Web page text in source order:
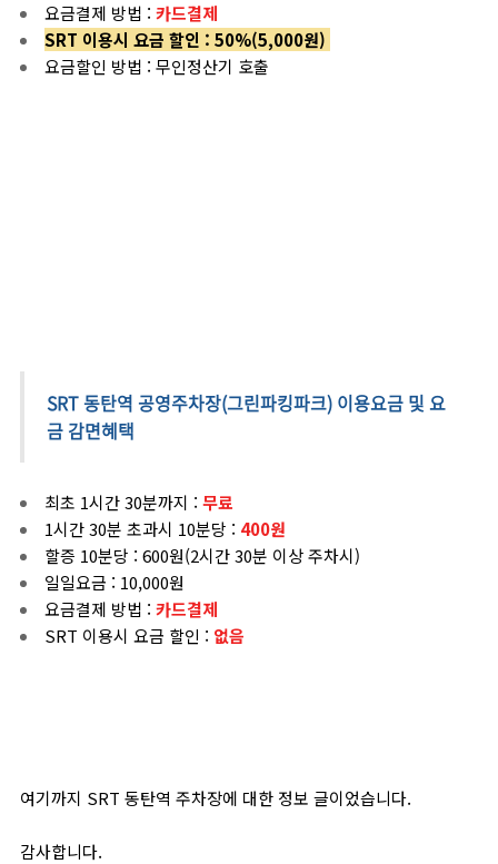
요금결제 방법 : 카드결제
SRT 이용시 요금 할인 : 50%(5,000원)
요금할인 방법 : 무인정산기 호출
SRT 동탄역 공영주차장(그린파킹파크) 이용요금 및 요
금 감면혜택
최초 1시간 30분까지 : 무료
1시간 30분 초과시 10분당 : 400원
할증 10분당 : 600원(2시간 30분 이상 주차시)
일일요금 : 10,000원
요금결제 방법 : 카드결제
SRT 이용시 요금 할인 : 없음
여기까지 SRT 동탄역 주차장에 대한 정보 글이었습니다.
감사합니다.